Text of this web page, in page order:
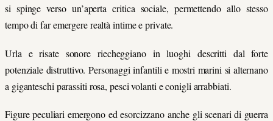
si spinge verso un’aperta critica sociale, permettendo allo stesso
tempo di far emergere realtà intime e private.
Urla e risate sonore riecheggiano in luoghi descritti dal forte
potenziale distruttivo. Personaggi infantili e mostri marini si alternano
a giganteschi parassiti rosa, pesci volanti e conigli arrabbiati.
Figure peculiari emergono ed esorcizzano anche gli scenari di guerra